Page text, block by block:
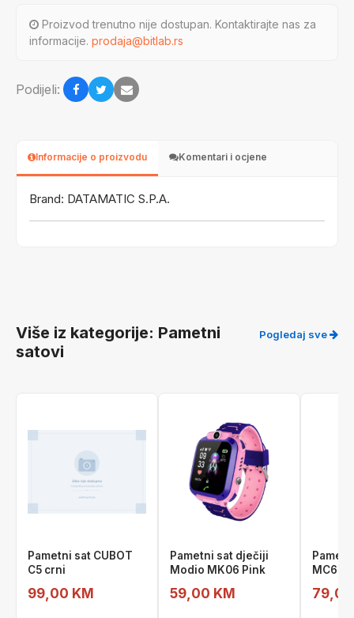
Proizvod trenutno nije dostupan. Kontaktirajte nas za
informacije. prodaja@bitlab.rs
Podijeli:
Informacije o proizvodu Komentari i ocjene
Brand: DATAMATIC S.P.A.
Više iz kategorije: Pametni
satovi
Pogledaj sve
Pametni sat CUBOT
C5 crni
99,00 KM
Pametni sat dječiji
Modio MK06 Pink
59,00 KM
MC67